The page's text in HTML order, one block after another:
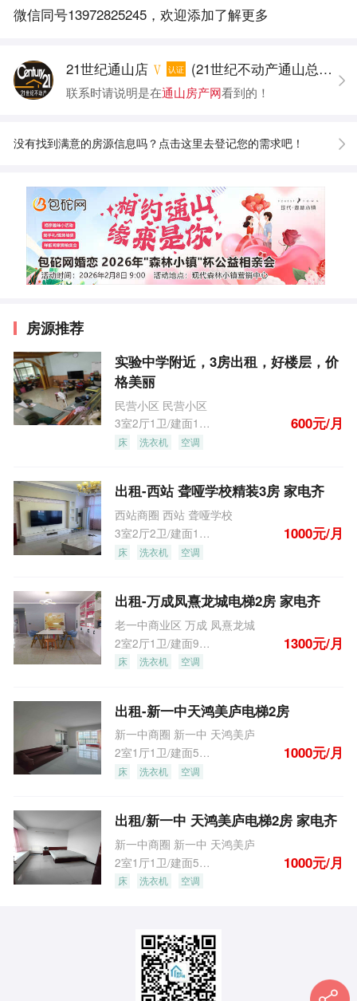
微信同号13972825245，欢迎添加了解更多
21世纪通山店 认证 (21世纪不动产通山总店经纪人)
联系时请说明是在通山房产网看到的！
没有找到满意的房源信息吗？点击这里去登记您的需求吧！
房源推荐
实验中学附近，3房出租，好楼层，价
格美丽
民营小区 民营小区
3室2厅1卫/建面126.0m
600元/月
床 洗衣机 空调
出租-西站 聋哑学校精装3房 家电齐
西站商圈 西站 聋哑学校
3室2厅2卫/建面130.0m
1000元/月
床 洗衣机 空调
出租-万成凤熹龙城电梯2房 家电齐
老一中商业区 万成 凤熹龙城
2室2厅1卫/建面90.3m
1300元/月
床 洗衣机 空调
出租-新一中天鸿美庐电梯2房
新一中商圈 新一中 天鸿美庐
2室1厅1卫/建面55.0m
1000元/月
床 洗衣机 空调
出租/新一中 天鸿美庐电梯2房 家电齐
新一中商圈 新一中 天鸿美庐
2室1厅1卫/建面55.0m
1000元/月
床 洗衣机 空调